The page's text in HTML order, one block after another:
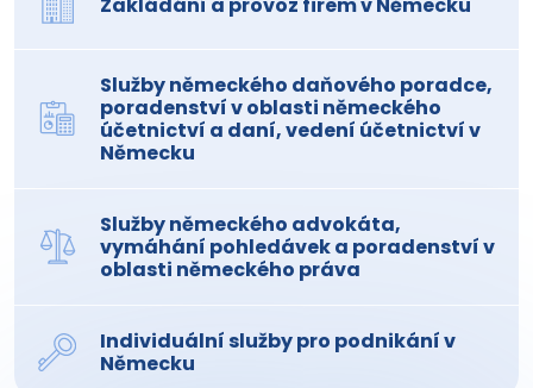
Zakládání a provoz firem v Německu
Služby německého daňového poradce,
poradenství v oblasti německého
účetnictví a daní, vedení účetnictví v
Německu
Služby německého advokáta,
vymáhání pohledávek a poradenství v
oblasti německého práva
Individuální služby pro podnikání v
Německu